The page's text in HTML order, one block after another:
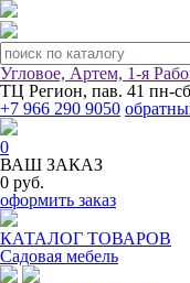
Угловое, Артем, ​1-я
ТЦ Регион, пав. 41 пн-
+7 966 290 9050
0
ВАШ ЗАКАЗ
0 руб.
оформить заказ
КАТАЛОГ ТОВАРОВ
Садовая мебель